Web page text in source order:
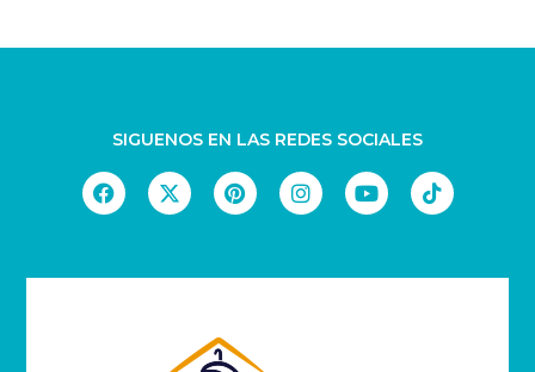
SIGUENOS EN LAS REDES SOCIALES